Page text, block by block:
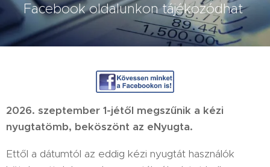
Facebook oldalunkon tájékozódhat
2026. szeptember 1-jétől megszűnik a kézi
nyugtatömb, beköszönt az eNyugta.
Ettől a dátumtól az eddig kézi nyugtát használók